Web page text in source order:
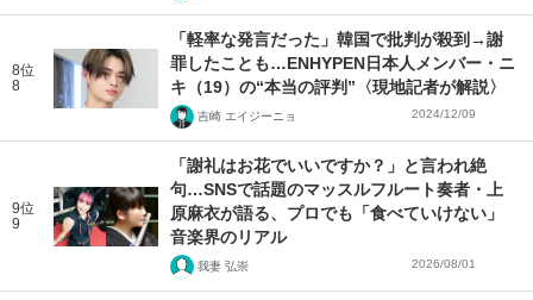
8位
8
「軽率な発言だった」韓国で批判が殺到→謝
罪したことも…ENHYPEN日本人メンバー・ニ
キ（19）の“本当の評判”〈現地記者が解説〉
吉崎 エイジーニョ 2024/12/09
9位
9
「謝礼はお花でいいですか？」と言われ絶
句…SNSで話題のマッスルフルート奏者・上
原麻衣が語る、プロでも「食べていけない」
音楽界のリアル
我妻 弘崇 2026/08/01